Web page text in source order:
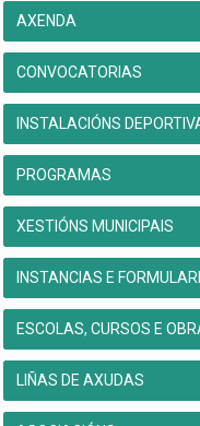
AXENDA
CONVOCATORIAS
INSTALACIÓNS
PROGRAMAS
XESTIÓNS MUNICIPAIS
INSTANCIAS E
ESCOLAS, CURSOS E
LIÑAS DE AXUDAS